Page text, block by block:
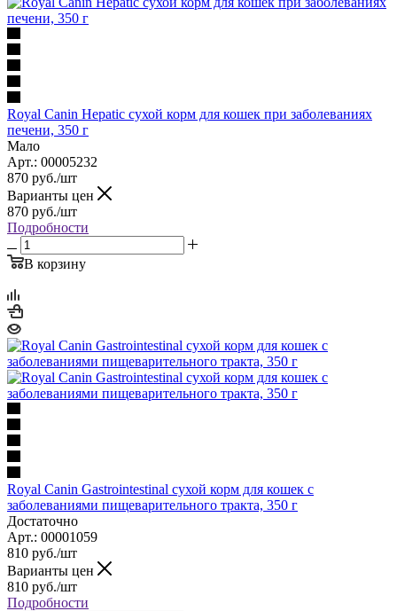
Royal Canin Hepatic сухой корм для кошек при заболеваниях
печени, 350 г
Мало
Арт.: 00005232
870 руб./шт
Варианты цен
870 руб./шт
Подробности
В корзину
Royal Canin Gastrointestinal сухой корм для кошек с
заболеваниями пищеварительного тракта, 350 г
Достаточно
Арт.: 00001059
810 руб./шт
Варианты цен
810 руб./шт
Подробности